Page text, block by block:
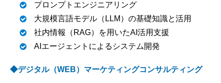
プロンプトエンジニアリング
大規模言語モデル（LLM）の基礎知識と活用
社内情報（RAG）を用いたAI活用支援
AIエージェントによるシステム開発
◆デジタル（WEB）マーケティングコンサルティング